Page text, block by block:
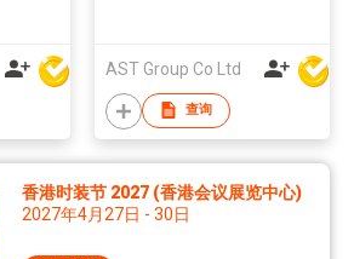
AST Group Co Ltd
查询
香港时装节 2027 (香港会议展览中心)
2027年4月27日 - 30日